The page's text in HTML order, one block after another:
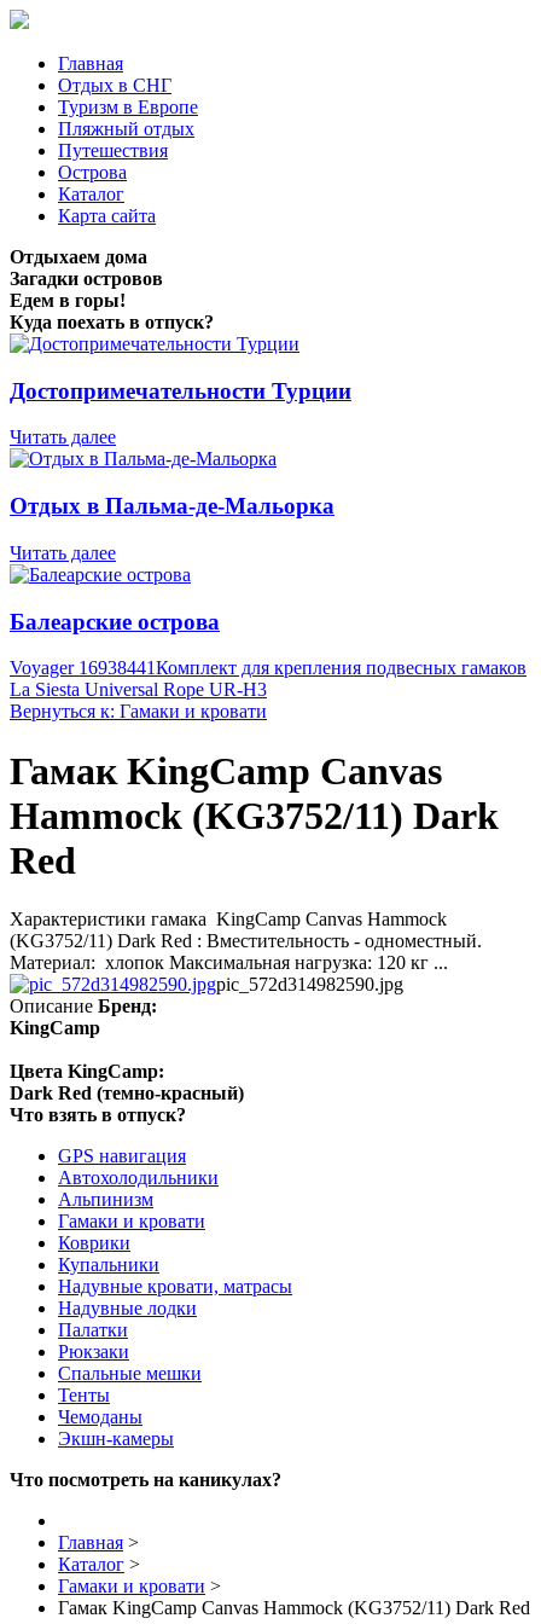
Главная
Отдых в СНГ
Туризм в Европе
Пляжный отдых
Путешествия
Острова
Каталог
Карта сайта
Отдыхаем дома
Загадки островов
Едем в горы!
Куда поехать в отпуск?
Достопримечательности Турции
Читать далее
Отдых в Пальма-де-Мальорка
Читать далее
Балеарские острова
Voyager 16938441Комплект для крепления подвесных гамаков
La Siesta Universal Rope UR-H3
Вернуться к: Гамаки и кровати
Гамак KingСamp Canvas
Hammock (KG3752/11) Dark
Red
Характеристики гамака KingСamp Canvas Hammock
(KG3752/11) Dark Red : Вместительность - одноместный.
Материал: хлопок Максимальная нагрузка: 120 кг ...
pic_572d314982590.jpg
Описание Бренд:
KingCamp
Цвета KingCamp:
Dark Red (темно-красный)
Что взять в отпуск?
GPS навигация
Автохолодильники
Альпинизм
Гамаки и кровати
Коврики
Купальники
Надувные кровати, матрасы
Надувные лодки
Палатки
Рюкзаки
Спальные мешки
Тенты
Чемоданы
Экшн-камеры
Что посмотреть на каникулах?
Главная >
Каталог >
Гамаки и кровати >
Гамак KingСamp Canvas Hammock (KG3752/11) Dark Red